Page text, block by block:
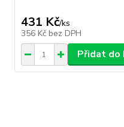
431 Kč/ks
356 Kč bez DPH
Přidat do